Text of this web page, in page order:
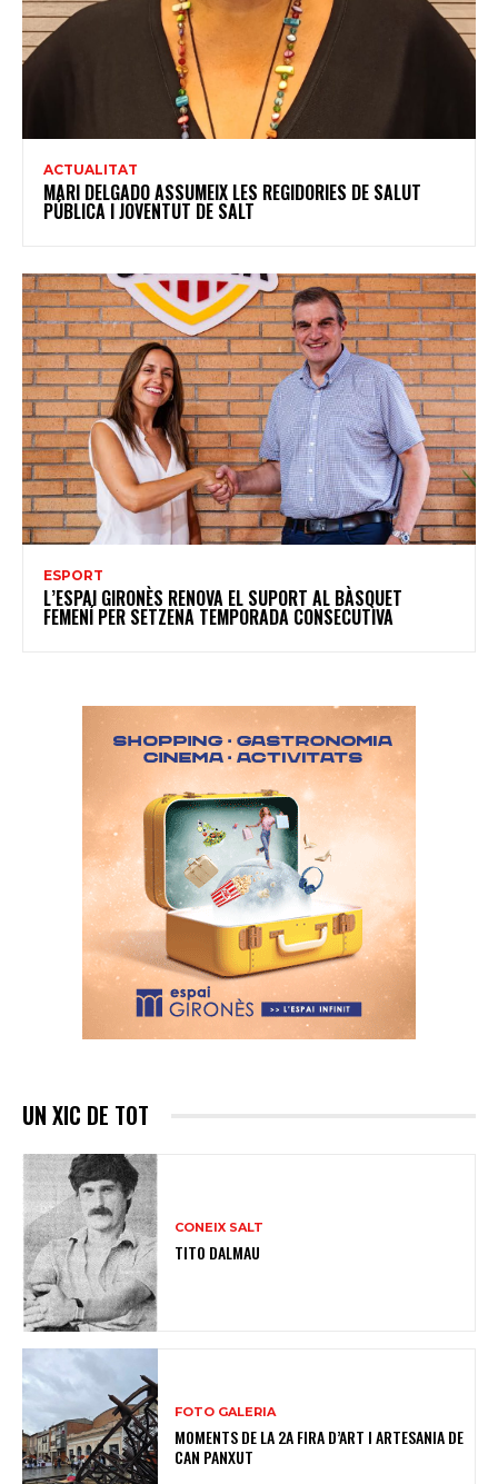
ACTUALITAT
MARI DELGADO ASSUMEIX LES REGIDORIES DE SALUT
PÚBLICA I JOVENTUT DE SALT
ESPORT
L’ESPAI GIRONÈS RENOVA EL SUPORT AL BÀSQUET
FEMENÍ PER SETZENA TEMPORADA CONSECUTIVA
UN XIC DE TOT
CONEIX SALT
TITO DALMAU
FOTO GALERIA
MOMENTS DE LA 2A FIRA D’ART I ARTESANIA DE
CAN PANXUT